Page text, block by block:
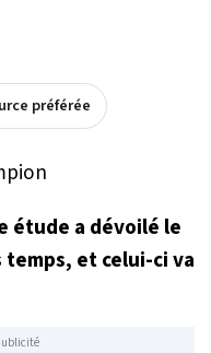
préférée
étude a dévoilé le
et celui-ci va